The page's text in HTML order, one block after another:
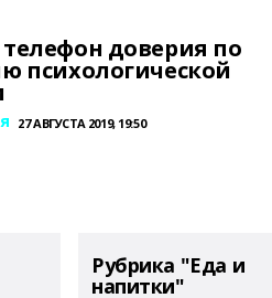
доверия по
психологической
27 АВГУСТА 2019, 19:50
Рубрика "Еда и
напитки"